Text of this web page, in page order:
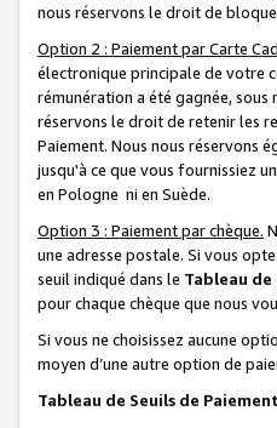
nous réservons le droit de
Option 2 : Paiement par Carte
électronique principale de votre
rémunération a été gagnée,
réservons le droit de retenir les
Paiement. Nous nous réservons
jusqu'à ce que vous fournissiez
en Pologne ni en Suède.
Option 3 : Paiement par chèque.
une adresse postale. Si vous
seuil indiqué dans le Tableau de
pour chaque chèque que nous
Si vous ne choisissez aucune
moyen d’une autre option de
Tableau de Seuils de Paiement